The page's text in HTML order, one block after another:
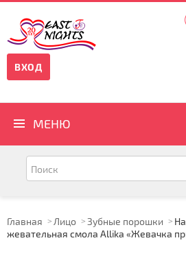
ВХОД
МЕНЮ
Главная Лицо Зубные порошки
жевательная смола Allika «Жевачка